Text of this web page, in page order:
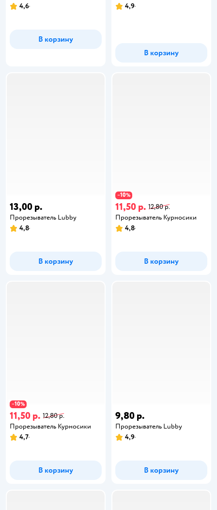
4,6
В корзину
4,9
В корзину
13,00 р.
Прорезыватель Lubby
4,8
В корзину
−10%
11,50 р. 12,80 р.
Прорезыватель Курносики
4,8
В корзину
−10%
11,50 р. 12,80 р.
Прорезыватель Курносики
4,7
В корзину
9,80 р.
Прорезыватель Lubby
4,9
В корзину